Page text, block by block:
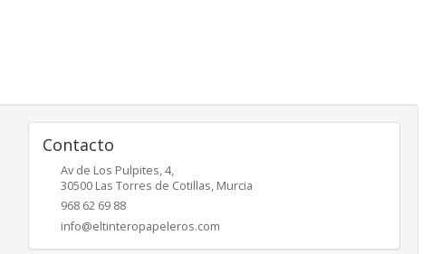
Contacto
Av de Los Pulpites, 4,
30500 Las Torres de Cotillas, Murcia
968 62 69 88
info@eltinteropapeleros.com